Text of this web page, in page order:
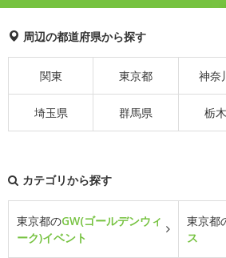
周辺の都道府県から探す
関東 東京都 神奈
埼玉県 群馬県 栃
カテゴリから探す
東京都のGW(ゴールデンウィ
ーク)イベント
東京都
ス